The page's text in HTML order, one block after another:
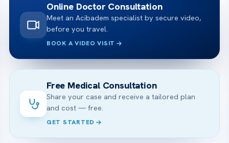
Online Doctor Consultation
Meet an Acibadem specialist by secure video,
before you travel.
BOOK A VIDEO VISIT
Free Medical Consultation
Share your case and receive a tailored plan
and cost — free.
GET STARTED